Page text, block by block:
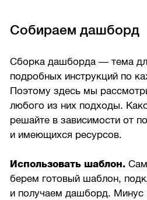
Собираем дашборд
Сборка дашборда — тема
подробных инструкций по
Поэтому здесь мы
любого из них подходы.
решайте в зависимости от
и имеющихся ресурсов.
Использовать шаблон.
берем готовый шаблон,
и получаем дашборд. Минус